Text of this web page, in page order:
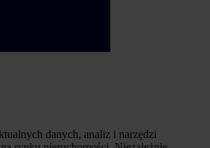
danych, analiz i narzędzi